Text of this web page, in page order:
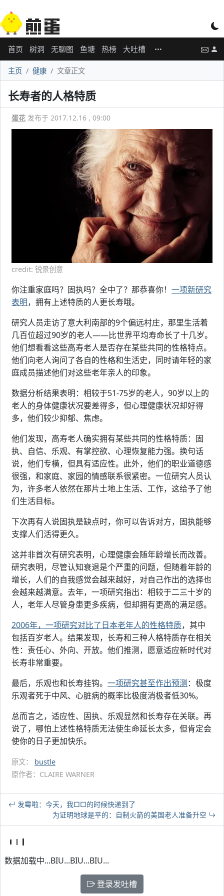
首页 树洞 无聊图 鱼塘 热榜 大吐槽
主页 健康 文章正文
长寿者的人格特质
蛋花 发布于 2017.12.16 , 09:00
credit: 锐景创意
你注重家庭吗？固执吗？全中了？那恭喜你！ 一项新研究
表明，拥有上述特质的人更长寿哦。
研究人员走访了意大利南部的9个偏远村庄，那里生活着
几百位超过90岁的老人——比世界平均寿命长了十几岁。
他们想看看这些高寿老人是否存在某些共同的性格特点。
他们向老人询问了各自的性格和生活史，同时请年轻的家
庭成员描述他们对这些老年亲人的印象。
数据分析结果表明：相较于51-75岁的老人，90岁以上的
老人的身体健康状况要差得多，但心理健康状况却好得
多，他们较少抑郁、焦虑。
他们发现，高寿老人确实拥有某些共同的性格特质：固
执、自信、乐观、有掌控欲、心理恢复能力强。换句话
说，他们专横，但具有适应性。此外，他们的职业道德感
很强，和家庭、家园的情感联系很紧密。一位研究人员认
为，许多老人依然在那片土地上生活、工作，这给予了他
们生活目标。
下次再有人说固执是缺点时，你可以告诉对方，固执能够
支撑人们活得更久。
这并非首次有研究表明，心理健康会随年龄增长而改善。
研究表明，尽管认知衰退是个严重的问题，但随着年龄的
增长，人们的自我感觉会越来越好，对自己作出的选择也
会越来越满意。去年，一项研究指出：相较于二三十岁的
人，老年人尽管身患更多疾病，但却拥有更高的满足感。
2006年，一项研究对比了日本老年人的性格特质，其中
包括百岁老人。结果发现，长寿和三种人格特质存在相关
性：责任心、外向、开放。他们推测，愿意适应新时代对
长寿非常重要。
最后，乐观也和长寿挂钩。 一项研究甚至作出预测：极度
乐观者死于中风、心脏病的概率比极度消极者低30%。
总而言之，适应性、固执、乐观显然和长寿存在关联。再
说了，哪怕上述性格特质无法使生命延长太多，但肯定会
使你的日子更加快乐。
原文： bustle
原作者：CLAIRE WARNER
发霉啦：今天，我□□的时候快递到了
为证明地球是平的：自制火箭的美国老人准备升空
数据加载中...BIU...BIU...BIU...
登录发吐槽